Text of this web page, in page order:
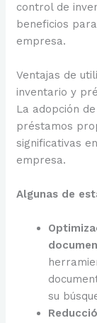
control de
beneficios
empresa.
Ventajas de
inventario y
La adopción
préstamos
significativas
empresa.
Algunas de
su